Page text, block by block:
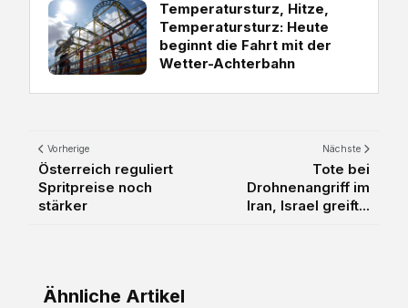
Temperatursturz, Hitze,
Temperatursturz: Heute
beginnt die Fahrt mit der
Wetter-Achterbahn
Vorherige
Österreich reguliert
Spritpreise noch
stärker
Nächste
Tote bei
Drohnenangriff im
Iran, Israel greift...
Ähnliche Artikel